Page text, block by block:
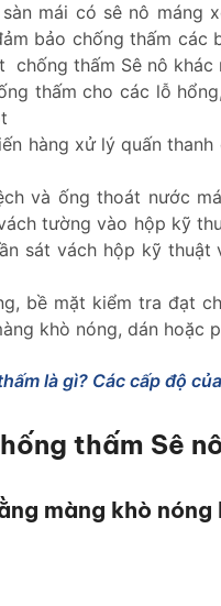
mái có sê nô máng
bảo chống thấm
chống thấm Sê nô khác
thấm cho các lỗ
hàng xử lý quấn
và ống thoát nước
tường vào hộp kỹ
sát vách hộp kỹ
bề mặt kiểm tra đạt
khò nóng, dán hoặc
là gì? Các cấp độ
thấm Sê
màng khò